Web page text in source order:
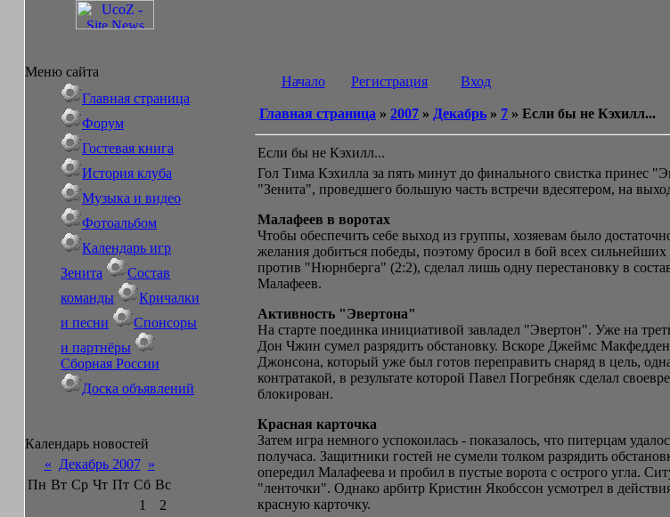
Меню сайта
Главная страница
Форум
Гостевая книга
История клуба
Музыка и видео
Фотоальбом
Календарь игр
Зенита
Состав
команды
Кричалки
и песни
Спонсоры
и партнёры
Сборная России
Доска объявлений
Календарь новостей
«
Декабрь 2007 »
Пн Вт Ср Чт Пт Сб Вс
1
2
Начало Регистрация Вход
Главная страница » 2007 » Декабрь » 7 » Если бы не Кэхилл...
Если бы не Кэхилл...
Гол Тима Кэхилла за пять минут до финального свистка
"Зенита", проведшего большую часть встречи вдесятером, на
Малафеев в воротах
Чтобы обеспечить себе выход из группы, хозяевам было
желания добиться победы, поэтому бросил в бой всех
против "Нюрнберга" (2:2), сделал лишь одну перестановку в
Малафеев.
Активность "Эвертона"
На старте поединка инициативой завладел "Эвертон". Уже на
Дон Чжин сумел разрядить обстановку. Вскоре Джеймс
Джонсона, который уже был готов переправить снаряд в цель,
контратакой, в результате которой Павел Погребняк сделал
блокирован.
Красная карточка
Затем игра немного успокоилась - показалось, что питерцам
получаса. Защитники гостей не сумели толком разрядить
опередил Малафеева и пробил в пустые ворота с острого угла.
"ленточки". Однако арбитр Кристин Якобссон усмотрел в
красную карточку.